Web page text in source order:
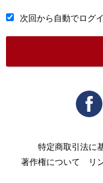
次回から自動でログ
特定商取引法に
著作権について
リ